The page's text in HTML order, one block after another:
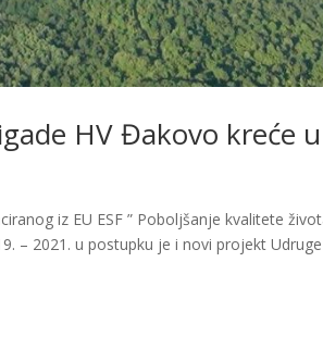
HV Đakovo kreće
iz EU ESF ” Poboljšanje kvalitete
– 2021. u postupku je i novi projekt